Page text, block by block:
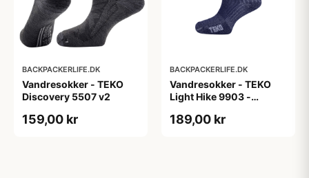
BACKPACKERLIFE.DK
Vandresokker - TEKO
Discovery 5507 v2
159,00 kr
BACKPACKERLIFE.DK
Vandresokker - TEKO
Light Hike 9903 -
189,00 kr